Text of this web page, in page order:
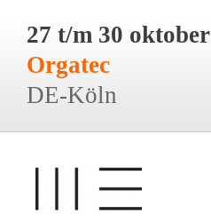
27 t/m 30 oktober
Orgatec
DE-Köln